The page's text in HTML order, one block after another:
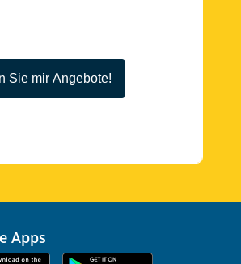
Sie mir Angebote!
Apps